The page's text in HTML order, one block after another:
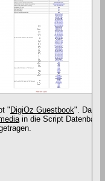
" DigiOz Guestbook". Das
in die Script Datenbank